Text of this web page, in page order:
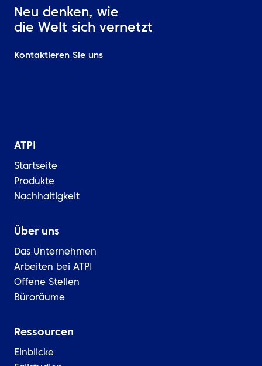
Neu denken, wie
die Welt sich vernetzt
Kontaktieren Sie uns
ATPI
Startseite
Produkte
Nachhaltigkeit
Über uns
Das Unternehmen
Arbeiten bei ATPI
Offene Stellen
Büroräume
Ressourcen
Einblicke